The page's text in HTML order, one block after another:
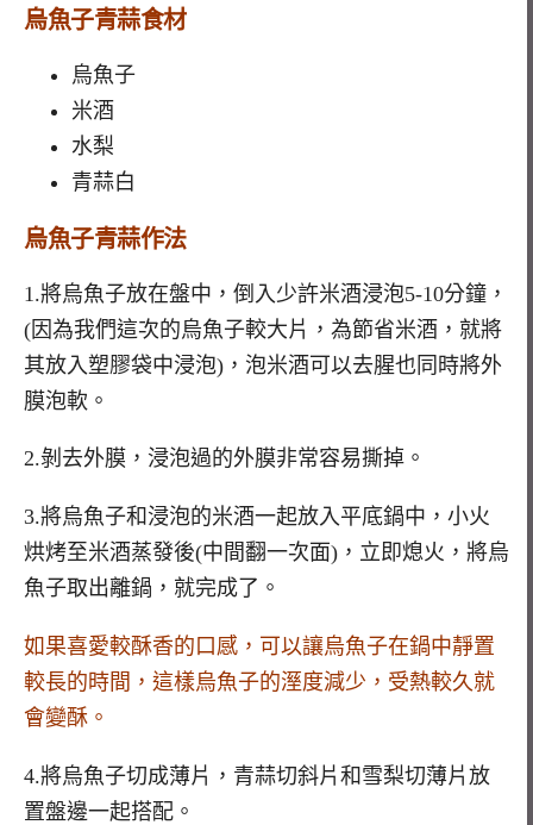
烏魚子青蒜食材
烏魚子
米酒
水梨
青蒜白
烏魚子青蒜作法
1.將烏魚子放在盤中，倒入少許米酒浸泡5-10分鐘，
(因為我們這次的烏魚子較大片，為節省米酒，就將
其放入塑膠袋中浸泡)，泡米酒可以去腥也同時將外
膜泡軟。
2.剝去外膜，浸泡過的外膜非常容易撕掉。
3.將烏魚子和浸泡的米酒一起放入平底鍋中，小火
烘烤至米酒蒸發後(中間翻一次面)，立即熄火，將烏
魚子取出離鍋，就完成了。
如果喜愛較酥香的口感，可以讓烏魚子在鍋中靜置
較長的時間，這樣烏魚子的溼度減少，受熱較久就
會變酥。
4.將烏魚子切成薄片，青蒜切斜片和雪梨切薄片放
置盤邊一起搭配。